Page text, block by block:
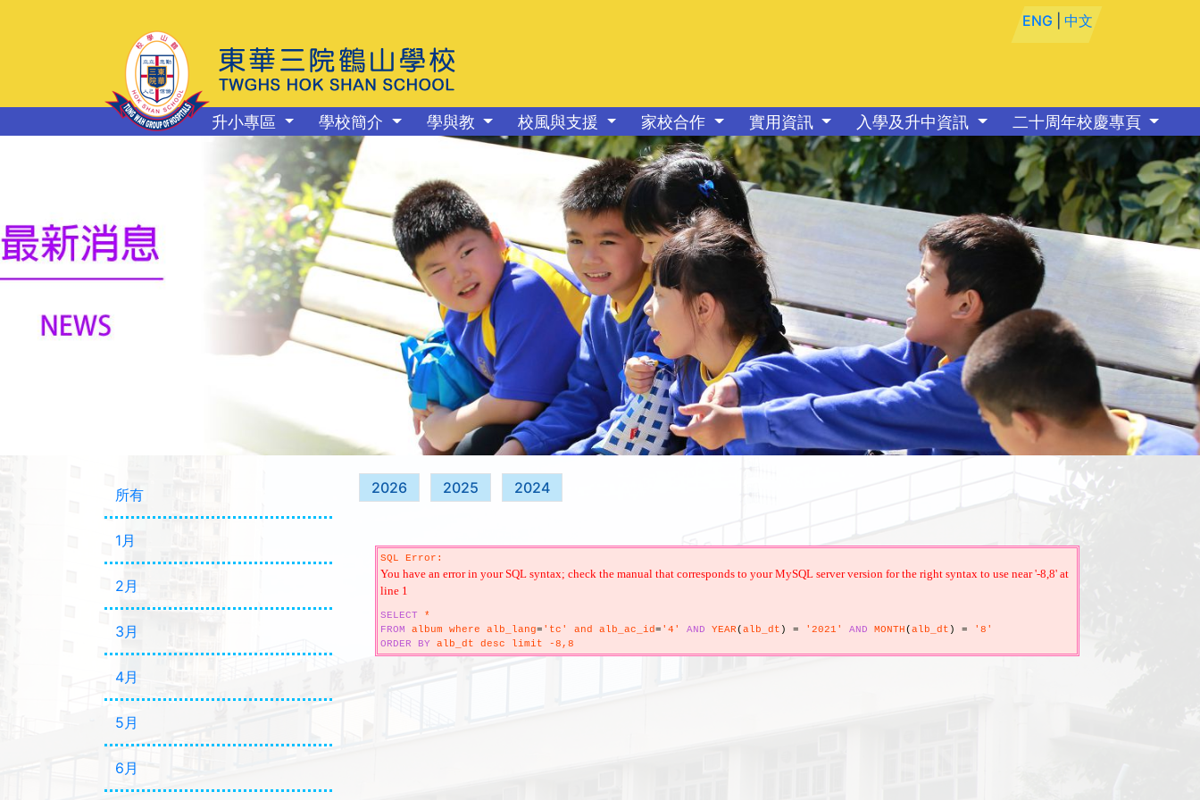
ENG |中文
升小專區 學校簡介 學與教 校風與支援 家校合作 實用資訊 入學及升中資訊 二十周年校慶專頁
所有
1月
2月
3月
4月
5月
6月
2026 2025 2024
SQL Error:
You have an error in your SQL syntax; check the manual that corresponds to your MySQL server version for the right syntax to use near '-8,8' at
line 1
SELECT *
FROM album where alb_lang= 'tc' and alb_ac_id= '4' AND YEAR(alb_dt ) = '2021' AND MONTH(alb_dt ) = '8'
ORDER
BY alb_dt desc limit -8,8